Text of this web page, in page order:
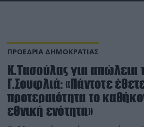
ΠΡΟΕΔΡΙΑ ΔΗΜΟΚΡΑΤΙΑΣ
Κ.Τασούλας για απώλεια
Γ.Σουφλιά: «Πάντοτε
προτεραιότητα το
εθνική ενότητα»